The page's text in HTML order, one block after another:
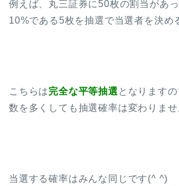
例えば、丸三証券に50枚の割当があ
10%である5枚を抽選で当選者を決め
こちらは完全な平等抽選 となります
数を多くしても抽選確率は変わりませ
当選する確率はみんな同じです(^ ^)